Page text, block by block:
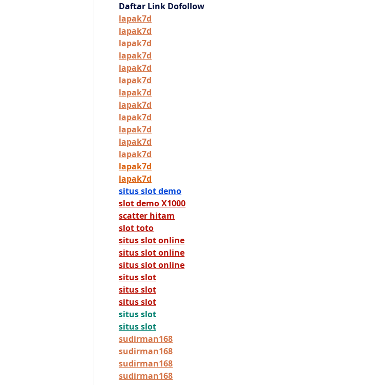
Daftar Link Dofollow
lapak7d
lapak7d
lapak7d
lapak7d
lapak7d
lapak7d
lapak7d
lapak7d
lapak7d
lapak7d
lapak7d
lapak7d
lapak7d
lapak7d
situs slot demo
slot demo X1000
scatter hitam
slot toto
situs slot online
situs slot online
situs slot online
situs slot
situs slot
situs slot
situs slot
situs slot
sudirman168
sudirman168
sudirman168
sudirman168